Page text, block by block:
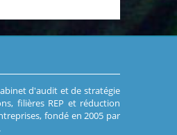
d'audit et de stratégie
filières REP et réduction
fondé en 2005 par